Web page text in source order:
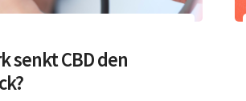
senkt CBD den